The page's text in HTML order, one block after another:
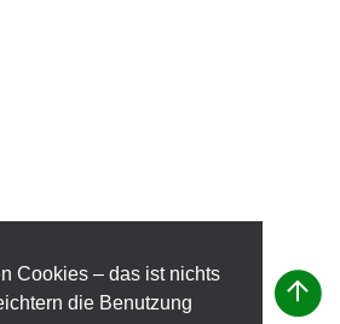
Cookies – das ist nichts
die Benutzung